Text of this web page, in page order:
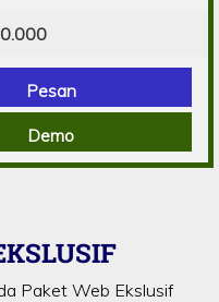
Pesan
Demo
Paket Web Ekslusif